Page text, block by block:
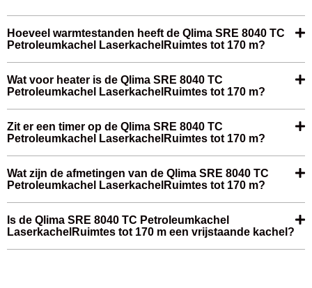
Hoeveel warmtestanden heeft de Qlima SRE 8040 TC
Petroleumkachel LaserkachelRuimtes tot 170 m?
Wat voor heater is de Qlima SRE 8040 TC
Petroleumkachel LaserkachelRuimtes tot 170 m?
Zit er een timer op de Qlima SRE 8040 TC
Petroleumkachel LaserkachelRuimtes tot 170 m?
Wat zijn de afmetingen van de Qlima SRE 8040 TC
Petroleumkachel LaserkachelRuimtes tot 170 m?
Is de Qlima SRE 8040 TC Petroleumkachel
LaserkachelRuimtes tot 170 m een vrijstaande kachel?